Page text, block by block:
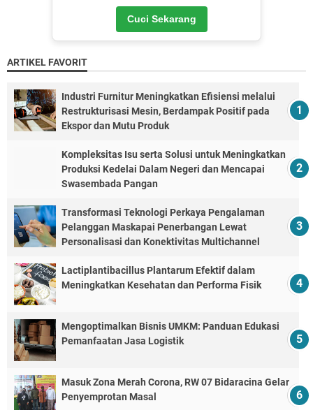
Cuci Sekarang
ARTIKEL FAVORIT
Industri Furnitur Meningkatkan Efisiensi melalui
Restrukturisasi Mesin, Berdampak Positif pada
Ekspor dan Mutu Produk
Kompleksitas Isu serta Solusi untuk Meningkatkan
Produksi Kedelai Dalam Negeri dan Mencapai
Swasembada Pangan
Transformasi Teknologi Perkaya Pengalaman
Pelanggan Maskapai Penerbangan Lewat
Personalisasi dan Konektivitas Multichannel
Lactiplantibacillus Plantarum Efektif dalam
Meningkatkan Kesehatan dan Performa Fisik
Mengoptimalkan Bisnis UMKM: Panduan Edukasi
Pemanfaatan Jasa Logistik
Masuk Zona Merah Corona, RW 07 Bidaracina Gelar
Penyemprotan Masal